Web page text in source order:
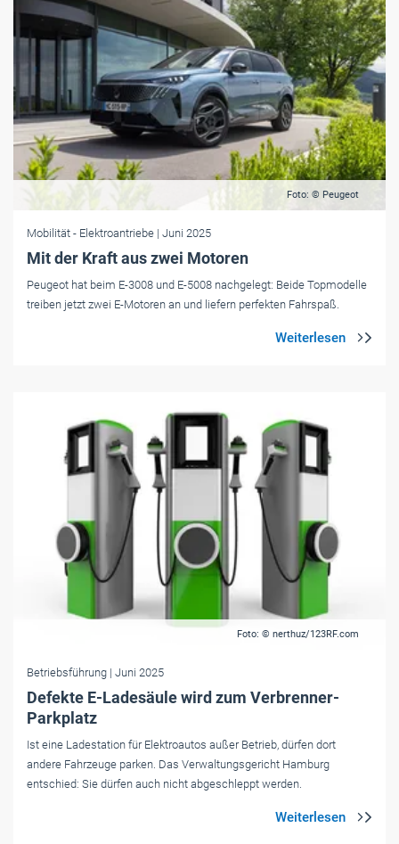
Foto: © Peugeot
Mobilität - Elektroantriebe | Juni 2025
Mit der Kraft aus zwei Motoren
Peugeot hat beim E-3008 und E-5008 nachgelegt: Beide Topmodelle
treiben jetzt zwei E-Motoren an und liefern perfekten Fahrspaß.
Foto: © nerthuz/123RF.com
Betriebsführung | Juni 2025
Defekte E-Ladesäule wird zum Verbrenner-
Parkplatz
Ist eine Ladestation für Elektroautos außer Betrieb, dürfen dort
andere Fahrzeuge parken. Das Verwaltungsgericht Hamburg
entschied: Sie dürfen auch nicht abgeschleppt werden.